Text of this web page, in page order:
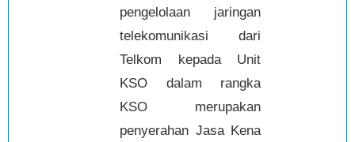
pengelolaan jaringan
telekomunikasi dari
Telkom kepada Unit
KSO dalam rangka
KSO merupakan
penyerahan Jasa Kena